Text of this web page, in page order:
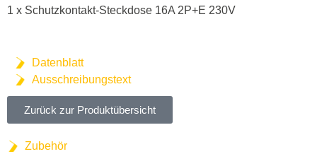
1 x Schutzkontakt-Steckdose 16A 2P+E 230V
Datenblatt
Ausschreibungstext
Zurück zur Produktübersicht
Zubehör